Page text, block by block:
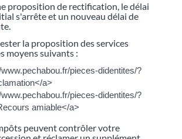
proposition de rectification, le délai
s'arrête et un nouveau délai de
la proposition des services
moyens suivants :
pieces-didentites/?
a>
pieces-didentites/?
amiable</a>
peuvent contrôler votre